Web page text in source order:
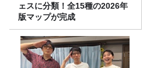
ェスに分類！全15種の2026年
版マップが完成